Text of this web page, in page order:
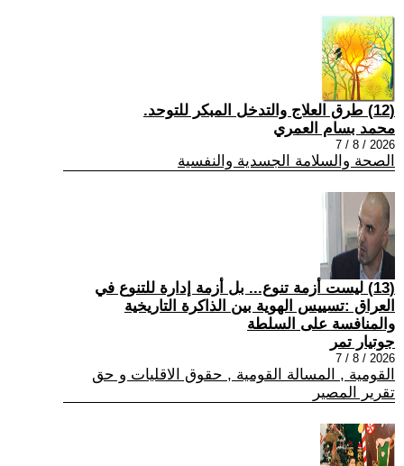
(12) طرق العلاج والتدخل المبكر للتوحد.
محمد بسام العمري
2026 / 8 / 7
الصحة والسلامة الجسدية والنفسية
(13) ليست أزمة تنوع... بل أزمة إدارة للتنوع في
العراق :تسييس الهوية بين الذاكرة التاريخية
والمنافسة على السلطة
جوتيار تمر
2026 / 8 / 7
القومية , المسالة القومية , حقوق الاقليات و حق
تقرير المصير